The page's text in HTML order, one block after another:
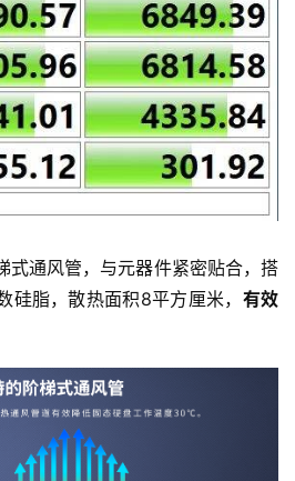
式通风管，与元器件紧密贴合，搭
硅脂，散热面积8平方厘米， 有效